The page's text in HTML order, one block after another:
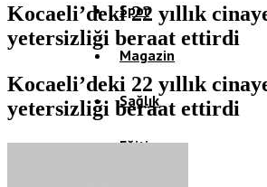
Spor
Magazin
Sağlık
Eğitim
Kocaeli’deki 22 yıllık
yetersizliği beraat ettirdi
Kocaeli’deki 22 yıllık
yetersizliği beraat ettirdi